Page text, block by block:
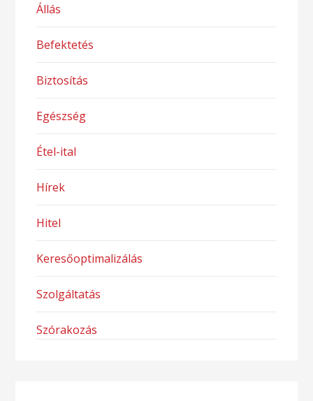
Állás
Befektetés
Biztosítás
Egészség
Étel-ital
Hírek
Hitel
Keresőoptimalizálás
Szolgáltatás
Szórakozás